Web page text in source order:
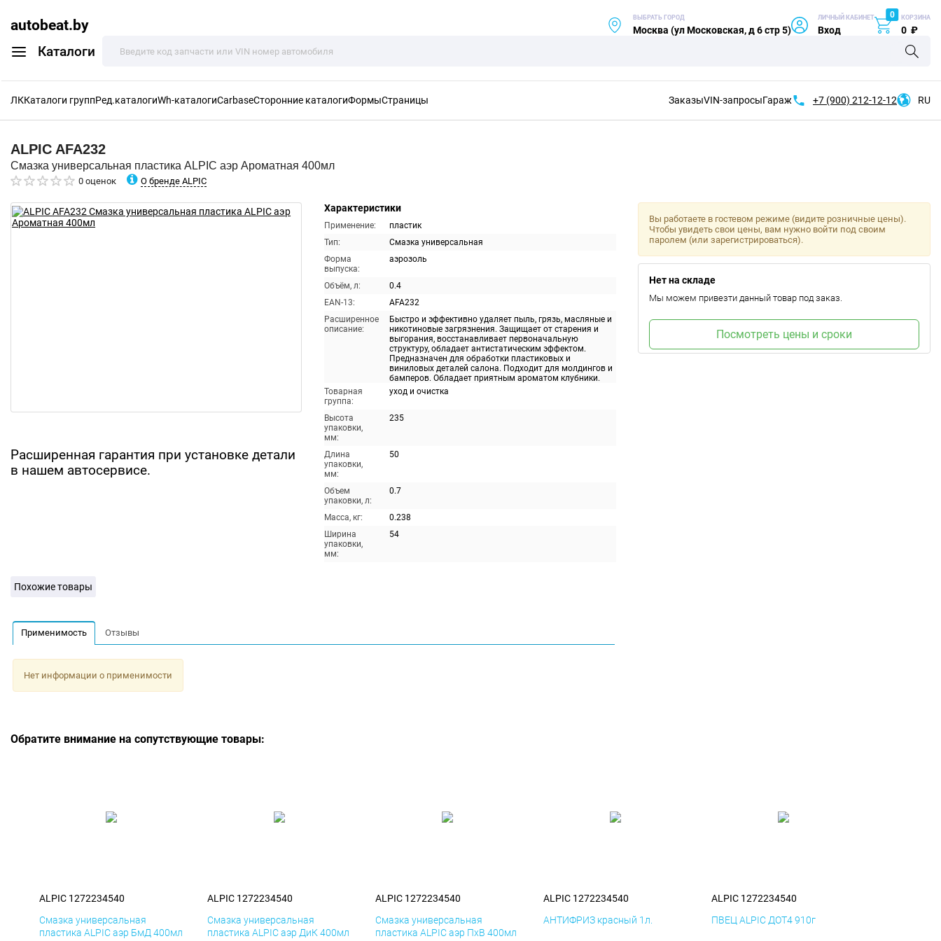
autobeat.by
Каталоги
ВЫБРАТЬ ГОРОД
Москва (ул Московская, д 6 стр 5)
ЛИЧНЫЙ КАБИНЕТ
Вход
0 КОРЗИНА
0 ₽
ЛККаталоги группРед.каталогиWh-каталогиCarbaseСторонние каталогиФормыСтраницы ЗаказыVIN-запросыГараж +7 (900) 212-12-12 RU
ALPIC AFA232
Смазка универсальная пластика ALPIC аэр Ароматная 400мл
0 оценок О бренде ALPIC
Расширенная гарантия при установке детали
в нашем автосервисе.
Характеристики
Применение:
пластик
Тип:
Смазка универсальная
Форма
выпуска:
аэрозоль
Объём, л:
0.4
EAN-13:
AFA232
Расширенное
описание:
Быстро и эффективно удаляет пыль, грязь, масляные и
никотиновые загрязнения. Защищает от старения и
выгорания, восстанавливает первоначальную
структуру, обладает антистатическим эффектом.
Предназначен для обработки пластиковых и
виниловых деталей салона. Подходит для молдингов и
бамперов. Обладает приятным ароматом клубники.
Товарная
группа:
уход и очистка
Высота
упаковки,
мм:
235
Длина
упаковки,
мм:
50
Объем
упаковки, л:
0.7
Масса, кг:
0.238
Ширина
упаковки,
мм:
54
Вы работаете в гостевом режиме (видите розничные цены).
Чтобы увидеть свои цены, вам нужно войти под своим
паролем (или зарегистрироваться).
Нет на складе
Мы можем привезти данный товар под заказ.
Посмотреть цены и сроки
Похожие товары
Применимость Отзывы
Нет информации о применимости
Обратите внимание на сопутствующие товары:
ALPIC 1272234540
Смазка универсальная
пластика ALPIC аэр БмД 400мл
ALPIC 1272234540
Смазка универсальная
пластика ALPIC аэр ДиК 400мл
ALPIC 1272234540
Смазка универсальная
пластика ALPIC аэр ПхВ 400мл
ALPIC 1272234540
АНТИФРИЗ красный 1л.
ALPIC 1272234540
ПВЕЦ ALPIC ДОТ4 910г